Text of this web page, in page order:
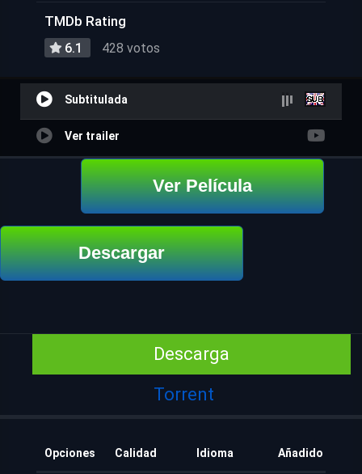
TMDb Rating
6.1 428 votos
Subtitulada
Ver trailer
Ver Película
Descargar
Descarga
Torrent
Opciones Calidad Idioma Añadido